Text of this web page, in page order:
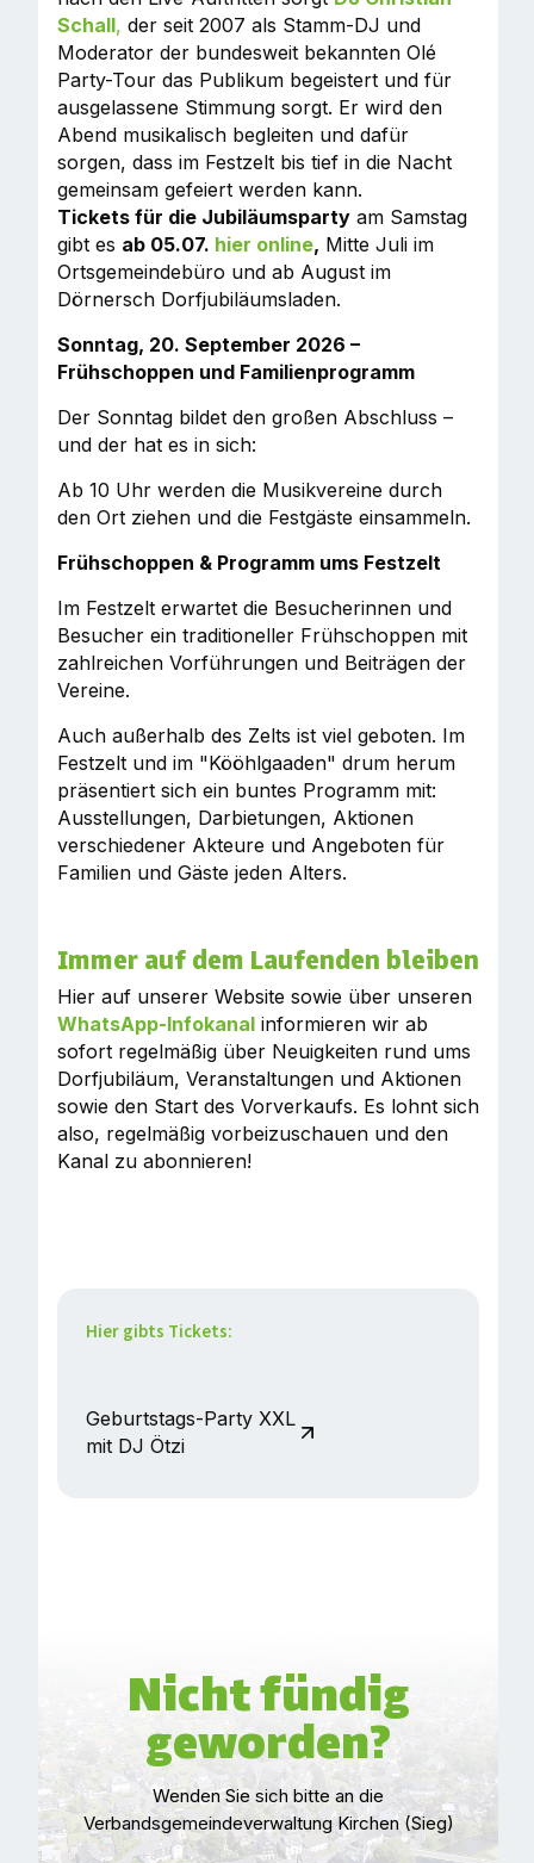
Schall, der seit 2007 als Stamm-DJ und
Moderator der bundesweit bekannten Olé
Party-Tour das Publikum begeistert und für
ausgelassene Stimmung sorgt. Er wird den
Abend musikalisch begleiten und dafür
sorgen, dass im Festzelt bis tief in die Nacht
gemeinsam gefeiert werden kann.
Tickets für die Jubiläumsparty am Samstag
gibt es ab 05.07. hier online, Mitte Juli im
Ortsgemeindebüro und ab August im
Dörnersch Dorfjubiläumsladen.
Sonntag, 20. September 2026 –
Frühschoppen und Familienprogramm
Der Sonntag bildet den großen Abschluss –
und der hat es in sich:
Ab 10 Uhr werden die Musikvereine durch
den Ort ziehen und die Festgäste einsammeln.
Frühschoppen & Programm ums Festzelt
Im Festzelt erwartet die Besucherinnen und
Besucher ein traditioneller Frühschoppen mit
zahlreichen Vorführungen und Beiträgen der
Vereine.
Auch außerhalb des Zelts ist viel geboten. Im
Festzelt und im "Kööhlgaaden" drum herum
präsentiert sich ein buntes Programm mit:
Ausstellungen, Darbietungen, Aktionen
verschiedener Akteure und Angeboten für
Familien und Gäste jeden Alters.
Immer auf dem Laufenden bleiben
Hier auf unserer Website sowie über unseren
WhatsApp-Infokanal informieren wir ab
sofort regelmäßig über Neuigkeiten rund ums
Dorfjubiläum, Veranstaltungen und Aktionen
sowie den Start des Vorverkaufs. Es lohnt sich
also, regelmäßig vorbeizuschauen und den
Kanal zu abonnieren!
Hier gibts Tickets:
Geburtstags-Party XXL
mit DJ Ötzi
Nicht fündig
geworden?
Wenden Sie sich bitte an die
Verbandsgemeindeverwaltung Kirchen (Sieg)